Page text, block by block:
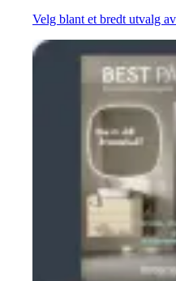
Velg blant et bredt utvalg